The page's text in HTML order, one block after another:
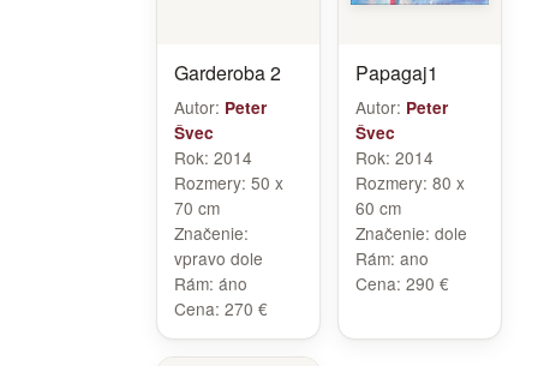
Garderoba 2
Autor: Peter
Švec
Rok: 2014
Rozmery: 50 x
70 cm
Značenie:
vpravo dole
Rám: áno
Cena: 270 €
Papagaj1
Autor: Peter
Švec
Rok: 2014
Rozmery: 80 x
60 cm
Značenie: dole
Rám: ano
Cena: 290 €